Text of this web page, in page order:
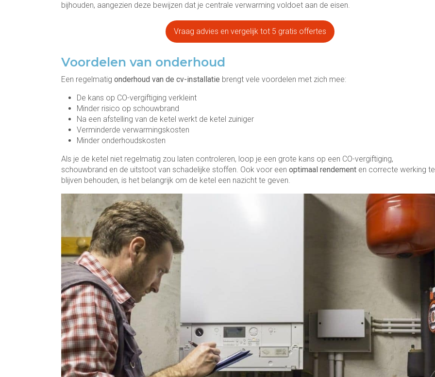
bijhouden, aangezien deze bewijzen dat je centrale verwarming voldoet aan de eisen.
Vraag advies en vergelijk tot 5 gratis offertes
Voordelen van onderhoud
Een regelmatig onderhoud van de cv-installatie brengt vele voordelen met zich mee:
De kans op CO-vergiftiging verkleint
Minder risico op schouwbrand
Na een afstelling van de ketel werkt de ketel zuiniger
Verminderde verwarmingskosten
Minder onderhoudskosten
Als je de ketel niet regelmatig zou laten controleren, loop je een grote kans op een CO-vergiftiging,
schouwbrand en de uitstoot van schadelijke stoffen. Ook voor een optimaal rendement en correcte werking te
blijven behouden, is het belangrijk om de ketel een nazicht te geven.